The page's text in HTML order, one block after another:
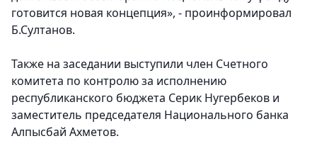
готовится новая концепция», - проинформировал
Б.Султанов.
Также на заседании выступили член Счетного
комитета по контролю за исполнению
республиканского бюджета Серик Нугербеков и
заместитель председателя Национального банка
Алпысбай Ахметов.